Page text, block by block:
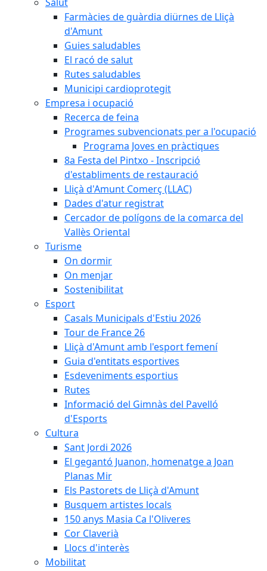
Farmàcies de guàrdia diürnes de Lliçà
d'Amunt
Guies saludables
El racó de salut
Rutes saludables
Municipi cardioprotegit
Empresa i ocupació
Recerca de feina
Programes subvencionats per a l'ocupació
Programa Joves en pràctiques
8a Festa del Pintxo - Inscripció
d'establiments de restauració
Lliçà d'Amunt Comerç (LLAC)
Dades d'atur registrat
Cercador de polígons de la comarca del
Vallès Oriental
Turisme
On dormir
On menjar
Sostenibilitat
Esport
Casals Municipals d'Estiu 2026
Tour de France 26
Lliçà d'Amunt amb l'esport femení
Guia d'entitats esportives
Esdeveniments esportius
Rutes
Informació del Gimnàs del Pavelló
d'Esports
Cultura
Sant Jordi 2026
El gegantó Juanon, homenatge a Joan
Planas Mir
Els Pastorets de Lliçà d'Amunt
Busquem artistes locals
150 anys Masia Ca l'Oliveres
Cor Claverià
Llocs d'interès
Mobilitat